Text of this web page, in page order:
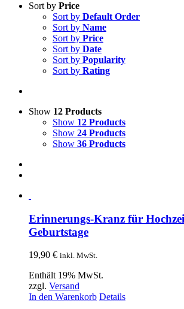
Sort by Price
Sort by Default Order
Sort by Name
Sort by Price
Sort by Date
Sort by Popularity
Sort by Rating
Show 12 Products
Show 12 Products
Show 24 Products
Show 36 Products
Erinnerungs-Kranz für
Geburtstage
19,90 € inkl. MwSt.
Enthält 19% MwSt.
zzgl. Versand
In den Warenkorb Details